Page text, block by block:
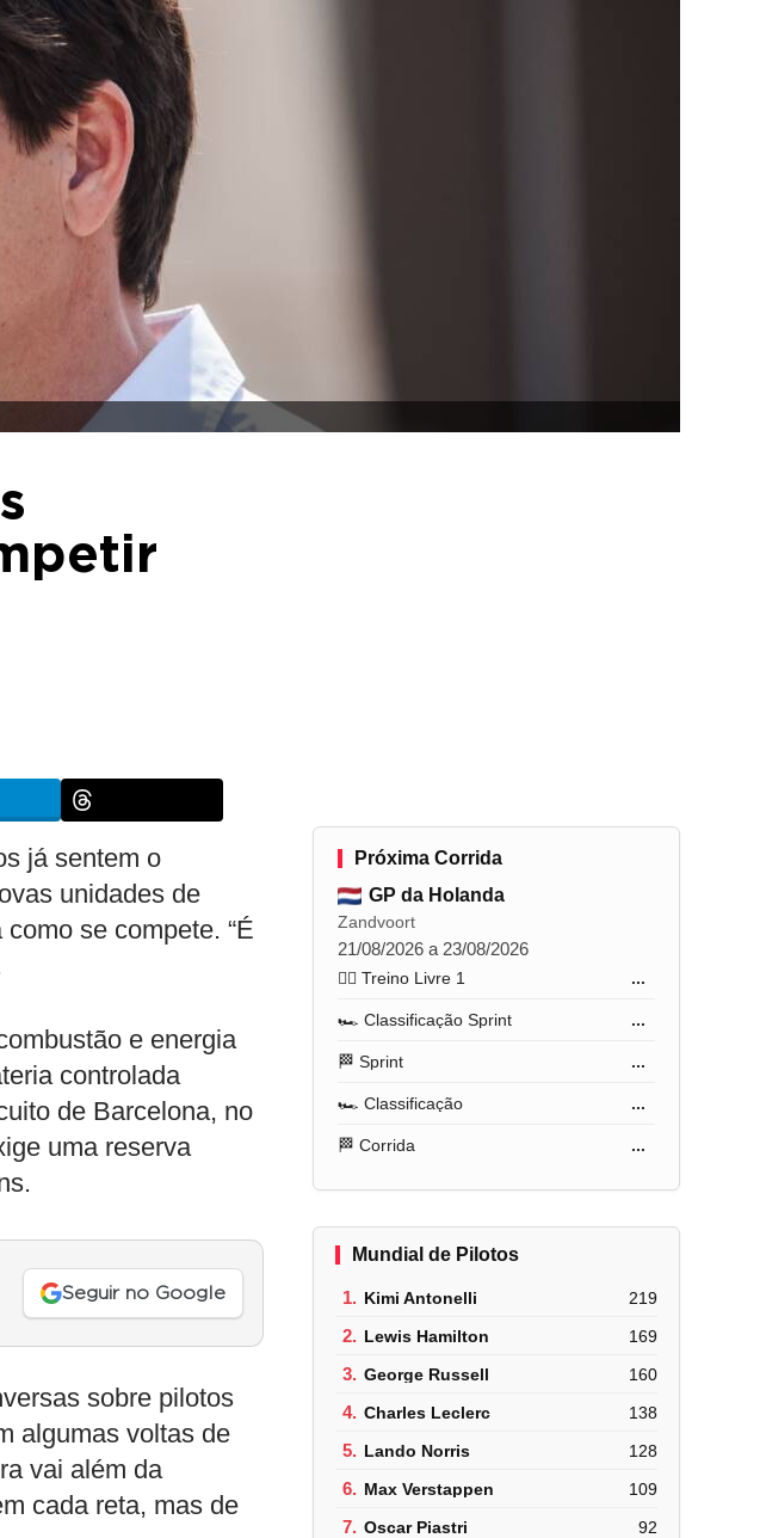
já sentem o
unidades de
se compete. “É
e energia
controlada
de Barcelona, no
uma reserva
Seguir no Google
sobre pilotos
algumas voltas de
vai além da
cada reta, mas de
Próxima Corrida
GP da Holanda
Zandvoort
21/08/2026 a 23/08/2026
🏋️‍♂️ Treino Livre 1 ...
🏎️ Classificação Sprint ...
🏁 Sprint ...
🏎️ Classificação ...
🏁 Corrida ...
Mundial de Pilotos
1. Kimi Antonelli 219
2. Lewis Hamilton 169
3. George Russell 160
4. Charles Leclerc 138
5. Lando Norris 128
6. Max Verstappen 109
7. Oscar Piastri 92